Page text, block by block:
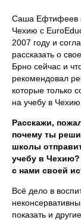
Саша Ефтифеев
Чехию с
2007 году и
рассказать о
Брно сейчас и
рекомендовал
которые только
на учебу в Чехию.
Расскажи,
почему ты
школы
учебу в
с нами своей
Всё дело в
показать и